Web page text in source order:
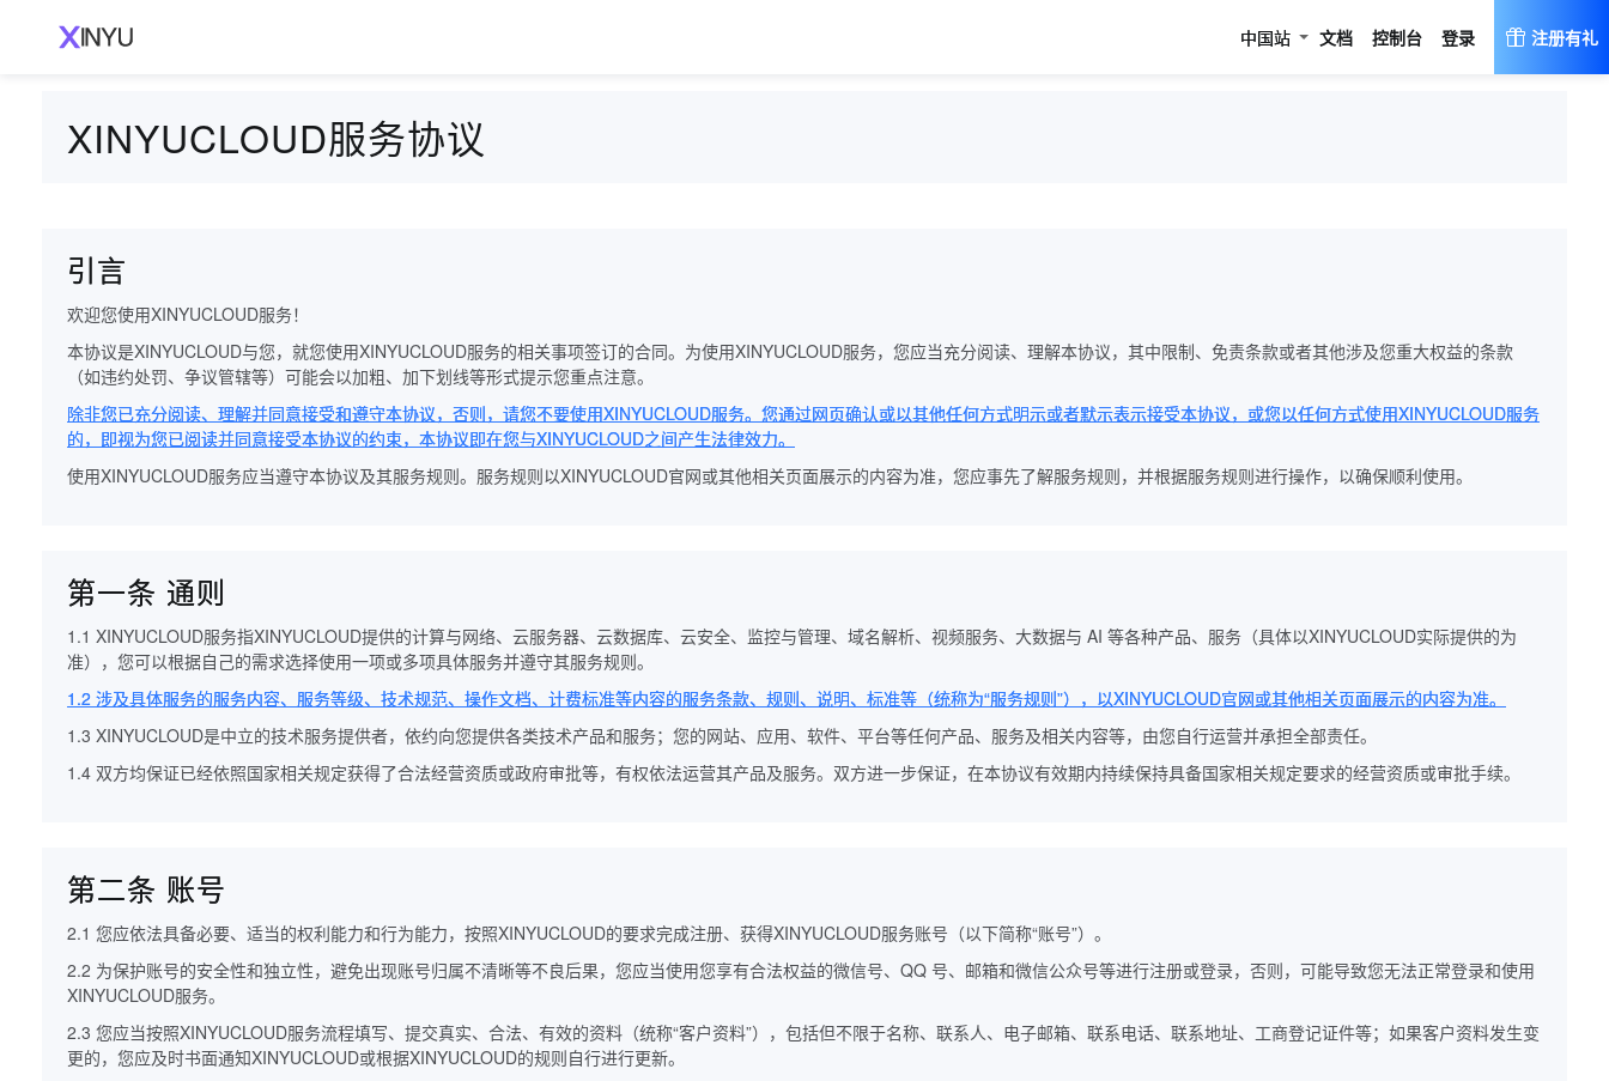
中国站 文档 控制台 登录 注册有礼
XINYUCLOUD服务协议
引言
欢迎您使用XINYUCLOUD服务！
本协议是XINYUCLOUD与您，就您使用XINYUCLOUD服务的相关事项签订的合同。为使用XINYUCLOUD服务，您应当充分阅读、理解本协议，其中限制、免责条款或者其他涉及您重大权益的条款
（如违约处罚、争议管辖等）可能会以加粗、加下划线等形式提示您重点注意。
除非您已充分阅读、理解并同意接受和遵守本协议，否则，请您不要使用XINYUCLOUD服务。您通过网页确认或以其他任何方式明示或者默示表示接受本协议，或您以任何方式使用XINYUCLOUD服务
的，即视为您已阅读并同意接受本协议的约束，本协议即在您与XINYUCLOUD之间产生法律效力。
使用XINYUCLOUD服务应当遵守本协议及其服务规则。服务规则以XINYUCLOUD官网或其他相关页面展示的内容为准，您应事先了解服务规则，并根据服务规则进行操作，以确保顺利使用。
第一条 通则
1.1 XINYUCLOUD服务指XINYUCLOUD提供的计算与网络、云服务器、云数据库、云安全、监控与管理、域名解析、视频服务、大数据与 AI 等各种产品、服务（具体以XINYUCLOUD实际提供的为
准），您可以根据自己的需求选择使用一项或多项具体服务并遵守其服务规则。
1.2 涉及具体服务的服务内容、服务等级、技术规范、操作文档、计费标准等内容的服务条款、规则、说明、标准等（统称为“服务规则”），以XINYUCLOUD官网或其他相关页面展示的内容为准。
1.3 XINYUCLOUD是中立的技术服务提供者，依约向您提供各类技术产品和服务；您的网站、应用、软件、平台等任何产品、服务及相关内容等，由您自行运营并承担全部责任。
1.4 双方均保证已经依照国家相关规定获得了合法经营资质或政府审批等，有权依法运营其产品及服务。双方进一步保证，在本协议有效期内持续保持具备国家相关规定要求的经营资质或审批手续。
第二条 账号
2.1 您应依法具备必要、适当的权利能力和行为能力，按照XINYUCLOUD的要求完成注册、获得XINYUCLOUD服务账号（以下简称“账号”）。
2.2 为保护账号的安全性和独立性，避免出现账号归属不清晰等不良后果，您应当使用您享有合法权益的微信号、QQ 号、邮箱和微信公众号等进行注册或登录，否则，可能导致您无法正常登录和使用
XINYUCLOUD服务。
2.3 您应当按照XINYUCLOUD服务流程填写、提交真实、合法、有效的资料（统称“客户资料”），包括但不限于名称、联系人、电子邮箱、联系电话、联系地址、工商登记证件等；如果客户资料发生变
更的，您应及时书面通知XINYUCLOUD或根据XINYUCLOUD的规则自行进行更新。